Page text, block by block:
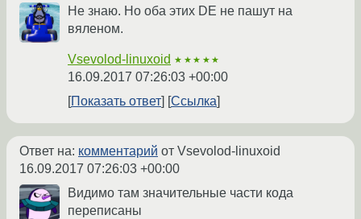
Не знаю. Но оба этих DE не пашут на
вяленом.
Vsevolod-linuxoid ★★★★★
16.09.2017 07:26:03 +00:00
Показать ответ
Ссылка
Ответ на: комментарий от Vsevolod-linuxoid
16.09.2017 07:26:03 +00:00
Видимо там значительные части кода
переписаны